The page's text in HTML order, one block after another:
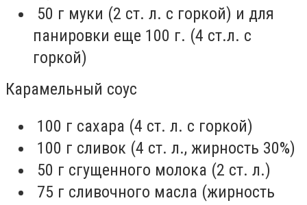
50 г муки (2 ст. л. с горкой) и для
панировки еще 100 г. (4 ст.л. с
горкой)⁣
Карамельный соус
100 г сахара (4 ст. л. с горкой)⁣
100 г сливок (4 ст. л., жирность 30%)⁣
50 г сгущенного молока (2 ст. л.)⁣
75 г сливочного масла (жирность